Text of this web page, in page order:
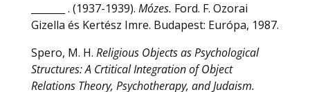
_______ . (1937-1939). Mózes. Ford. F. Ozorai
Gizella és Kertész Imre. Budapest: Európa, 1987.
Spero, M. H. Religious Objects as Psychological
Structures: A Crtitical Integration of Object
Relations Theory, Psychotherapy, and Judaism.